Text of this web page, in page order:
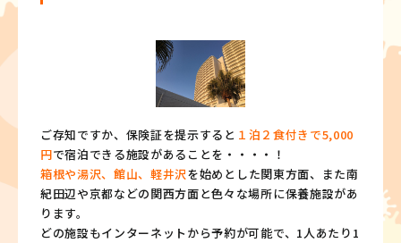
ご存知ですか、保険証を提示すると １泊２食付きで5,000
円で宿泊できる施設があることを・・・・！
箱根や湯沢、館山、軽井沢を始めとした関東方面、また南
紀田辺や京都などの関西方面と色々な場所に保養施設があ
ります。
どの施設もインターネットから予約が可能で、1人あたり1